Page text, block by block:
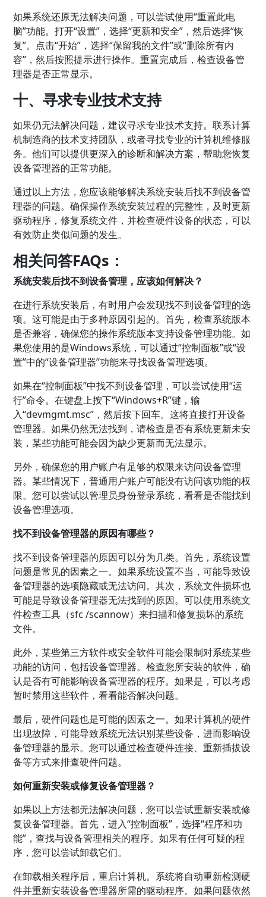
如果系统还原无法解决问题，可以尝试使用“重置此电
脑”功能。打开“设置”，选择“更新和安全”，然后选择“恢
复”。点击“开始”，选择“保留我的文件”或“删除所有内
容”，然后按照提示进行操作。重置完成后，检查设备管
理器是否正常显示。
十、寻求专业技术支持
如果仍无法解决问题，建议寻求专业技术支持。联系计算
机制造商的技术支持团队，或者寻找专业的计算机维修服
务。他们可以提供更深入的诊断和解决方案，帮助您恢复
设备管理器的正常功能。
通过以上方法，您应该能够解决系统安装后找不到设备管
理器的问题。确保操作系统安装过程的完整性，及时更新
驱动程序，修复系统文件，并检查硬件设备的状态，可以
有效防止类似问题的发生。
相关问答FAQs：
系统安装后找不到设备管理，应该如何解决？
在进行系统安装后，有时用户会发现找不到设备管理的选
项。这可能是由于多种原因引起的。首先，检查系统版本
是否兼容，确保您的操作系统版本支持设备管理功能。如
果您使用的是Windows系统，可以通过“控制面板”或“设
置”中的“设备管理器”功能来寻找设备管理选项。
如果在“控制面板”中找不到设备管理，可以尝试使用“运
行”命令。在键盘上按下“Windows+R”键，输
入“devmgmt.msc”，然后按下回车。这将直接打开设备
管理器。如果仍然无法找到，请检查是否有系统更新未安
装，某些功能可能会因为缺少更新而无法显示。
另外，确保您的用户账户有足够的权限来访问设备管理
器。某些情况下，普通用户账户可能没有访问该功能的权
限。您可以尝试以管理员身份登录系统，看看是否能找到
设备管理选项。
找不到设备管理器的原因有哪些？
找不到设备管理器的原因可以分为几类。首先，系统设置
问题是常见的因素之一。如果系统设置不当，可能导致设
备管理器的选项隐藏或无法访问。其次，系统文件损坏也
可能是导致设备管理器无法找到的原因。可以使用系统文
件检查工具（sfc /scannow）来扫描和修复损坏的系统
文件。
此外，某些第三方软件或安全软件可能会限制对系统某些
功能的访问，包括设备管理器。检查您所安装的软件，确
认是否有可能影响设备管理器的程序。如果是，可以考虑
暂时禁用这些软件，看看能否解决问题。
最后，硬件问题也是可能的因素之一。如果计算机的硬件
出现故障，可能导致系统无法识别某些设备，进而影响设
备管理器的显示。您可以通过检查硬件连接、重新插拔设
备等方式来排查硬件问题。
如何重新安装或修复设备管理器？
如果以上方法都无法解决问题，您可以尝试重新安装或修
复设备管理器。首先，进入“控制面板”，选择“程序和功
能”，查找与设备管理相关的程序。如果有任何可疑的程
序，您可以尝试卸载它们。
在卸载相关程序后，重启计算机。系统将自动重新检测硬
件并重新安装设备管理器所需的驱动程序。如果问题依然